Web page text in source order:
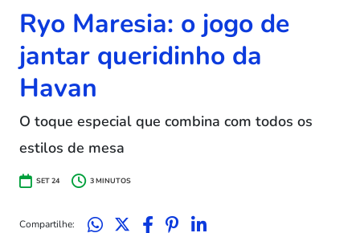
Ryo Maresia: o jogo de
jantar queridinho da
Havan
O toque especial que combina com todos os
estilos de mesa
SET 24 3MINUTOS
Compartilhe: